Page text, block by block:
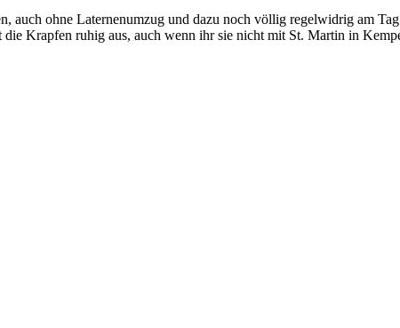
auch ohne Laternenumzug und dazu noch völlig regelwidrig am
Krapfen ruhig aus, auch wenn ihr sie nicht mit St. Martin in